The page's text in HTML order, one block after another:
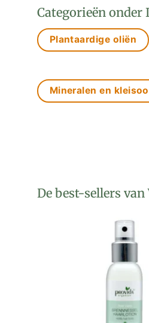
Categorieën onder
Plantaardige oliën
Mineralen en
De best-sellers